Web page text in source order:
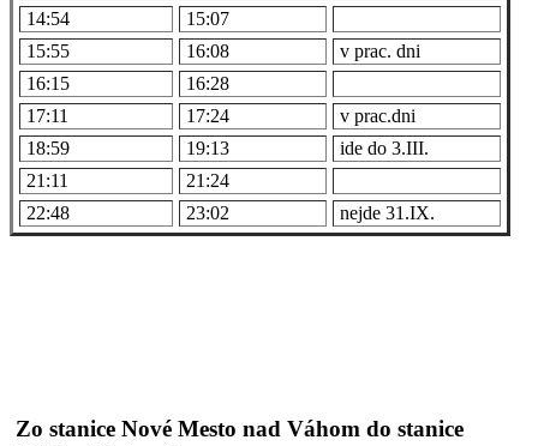
14:54
15:07
15:55
16:08
v prac. dni
16:15
16:28
17:11
17:24
v prac.dni
18:59
19:13
ide do 3.III.
21:11
21:24
22:48
23:02 nejde 31.IX.
Zo stanice Nové Mesto nad Váhom do stanice